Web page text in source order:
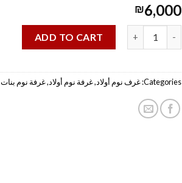
₪6,000
ADD TO CART
Categories: غرف نوم أولاد,غرفة نوم أولاد,غرفة نوم بنات